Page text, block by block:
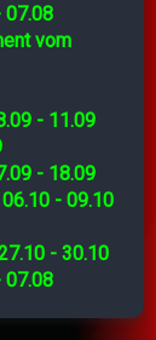
07.08
vom
- 11.09
- 18.09
- 09.10
- 30.10
07.08